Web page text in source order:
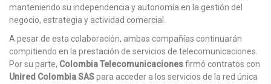
manteniendo su independencia y autonomía en la gestión del
negocio, estrategia y actividad comercial.
A pesar de esta colaboración, ambas compañías continuarán
compitiendo en la prestación de servicios de telecomunicaciones.
Por su parte, Colombia Telecomunicacionesfirmó contratos con
Unired Colombia SASpara acceder a los servicios de la red única